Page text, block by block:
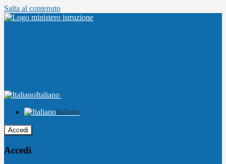
Salta al contenuto
Italiano
Italiano
Accedi
Accedi